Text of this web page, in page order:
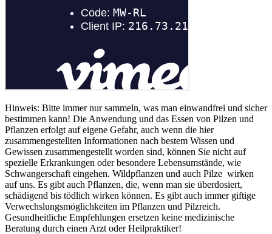
Hinweis: Bitte immer nur sammeln, was man einwandfrei und sicher
bestimmen kann! Die Anwendung und das Essen von Pilzen und
Pflanzen erfolgt auf eigene Gefahr, auch wenn die hier
zusammengestellten Informationen nach bestem Wissen und
Gewissen zusammengestellt worden sind, können Sie nicht auf
spezielle Erkrankungen oder besondere Lebensumstände, wie
Schwangerschaft eingehen. Wildpflanzen und auch Pilze wirken
auf uns. Es gibt auch Pflanzen, die, wenn man sie überdosiert,
schädigend bis tödlich wirken können. Es gibt auch immer giftige
Verwechslungsmöglichkeiten im Pflanzen und Pilzreich.
Gesundheitliche Empfehlungen ersetzen keine medizinische
Beratung durch einen Arzt oder Heilpraktiker!